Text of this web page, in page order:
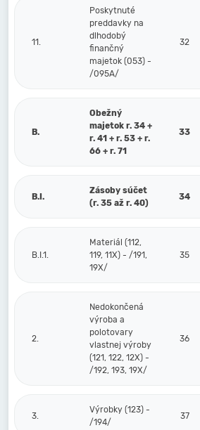
11.
Poskytnuté
preddavky na
dlhodobý
finančný
majetok (053) -
/095A/
32
B.
Obežný
majetok r. 34 +
r. 41 + r. 53 + r.
66 + r. 71
33
B.I.
Zásoby súčet
(r. 35 až r. 40)
34
B.I.1.
Materiál (112,
119, 11X) - /191,
19X/
35
2.
Nedokončená
výroba a
polotovary
vlastnej výroby
(121, 122, 12X) -
/192, 193, 19X/
36
3.
Výrobky (123) -
/194/
37